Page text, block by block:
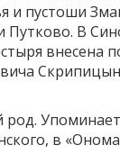
и пустоши
В
внесена
род.
в